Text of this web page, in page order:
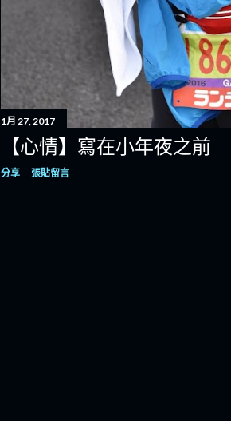
1月 27, 2017
【心情】寫在小年夜之前
分享 張貼留言